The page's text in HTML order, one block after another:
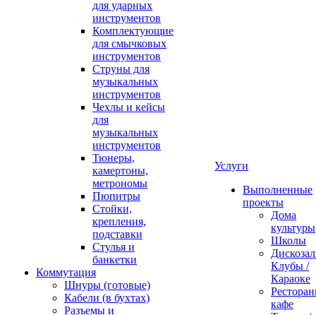
для ударных
инструментов
Комплектующие
для смычковых
инструментов
Струны для
музыкальных
инструментов
Чехлы и кейсы
для
музыкальных
инструментов
Тюнеры,
камертоны,
метрономы
Пюпитры
Стойки,
крепления,
подставки
Стулья и
банкетки
Коммутация
Шнуры (готовые)
Кабели (в бухтах)
Разъемы и
Услуги
Выполненные
проекты
Дома
культуры
Школы
Клубы /
Караоке
кафе